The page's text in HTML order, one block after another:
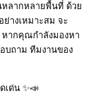
หลากหลายพื้นที่ ด้วย
างเหมาะสม จะ
ากคุณกำลังมองหา
บถาม ทีมงานของ
ด่น ✨📣